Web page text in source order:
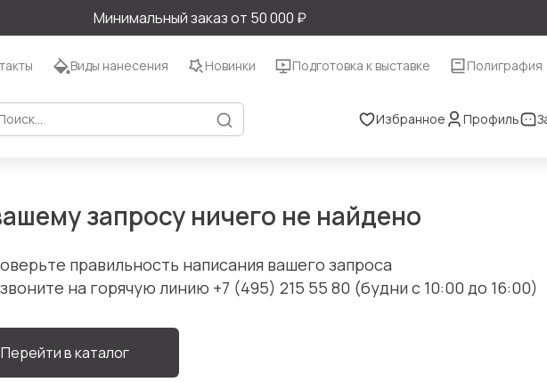
Минимальный заказ от 50 000 ₽
Виды нанесения Новинки Подготовка к выставке Полиграфия
Избранное Профиль
запросу ничего не найдено
правильность написания вашего запроса
на горячую линию +7 (495) 215 55 80 (будни с 10:00 до 16:00)
Перейти в каталог